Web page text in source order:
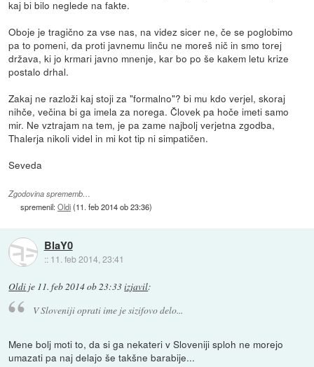
kaj bi bilo neglede na fakte.
Oboje je tragično za vse nas, na videz sicer ne, če se poglobimo
pa to pomeni, da proti javnemu linču ne moreš nič in smo torej
država, ki jo krmari javno mnenje, kar bo po še kakem letu krize
postalo drhal.
Zakaj ne razloži kaj stoji za "formalno"? bi mu kdo verjel, skoraj
nihče, večina bi ga imela za norega. Človek pa hoče imeti samo
mir. Ne vztrajam na tem, je pa zame najbolj verjetna zgodba,
Thalerja nikoli videl in mi kot tip ni simpatičen.
Seveda
Zgodovina sprememb…
spremenil:Oldi(11. feb 2014 ob 23:36)
BlaY0
:: 11. feb 2014, 23:41
Oldi je 11. feb 2014 ob 23:33izjavil:
V Sloveniji oprati ime je sizifovo delo...
Mene bolj moti to, da si ga nekateri v Sloveniji sploh ne morejo
umazati pa naj delajo še takšne barabije...